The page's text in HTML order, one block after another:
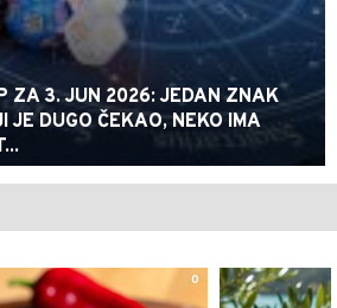
ZA 3. JUN 2026: JEDAN ZNAK
JE DUGO ČEKAO, NEKO IMA
0